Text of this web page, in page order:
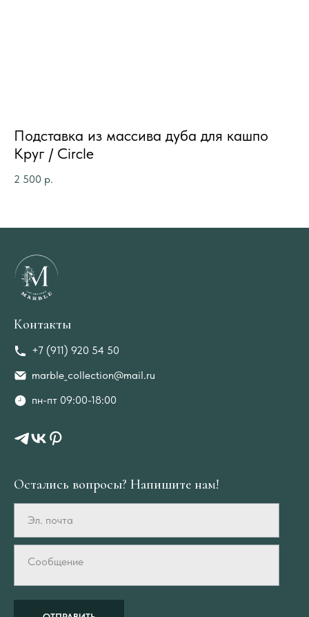
Подставка из массива дуба для кашпо
Круг / Circle
2 500 р.
Контакты
Остались вопросы? Напишите нам!
marble_collection@mail.ru
Эл. почта
Сообщение
+7 (911) 920 54 50
пн-пт 09:00-18:00